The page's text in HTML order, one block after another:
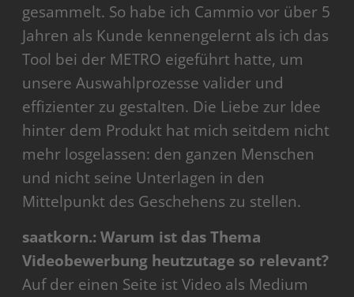
gesammelt. So habe ich Cammio vor über 5
Jahren als Kunde kennengelernt als ich das
Tool bei der METRO eigeführt hatte, um
unsere Auswahlprozesse valider und
effizienter zu gestalten. Die Liebe zur Idee
hinter dem Produkt hat mich seitdem nicht
mehr losgelassen: den ganzen Menschen
und nicht seine Unterlagen in den
Mittelpunkt des Geschehens zu stellen.
saatkorn.: Warum ist das Thema
Videobewerbung heutzutage so relevant?
Auf der einen Seite ist Video als Medium